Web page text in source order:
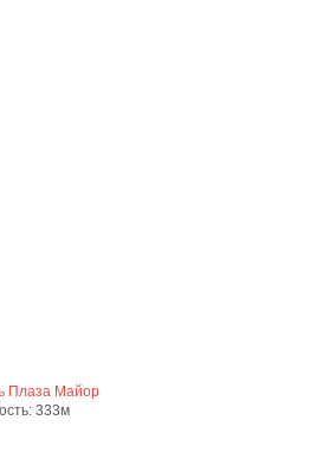
Плаза Майор
333м